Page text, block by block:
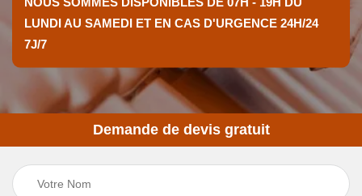
LUNDI AU SAMEDI ET EN CAS D'URGENCE 24H/24
7J/7
Demande de devis gratuit